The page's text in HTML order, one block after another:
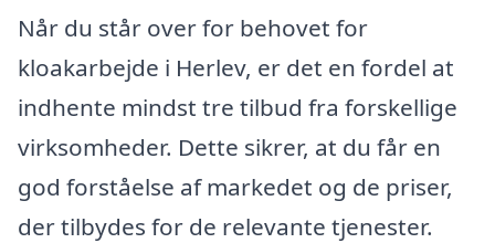
Når du står over for behovet for
kloakarbejde i Herlev, er det en fordel at
indhente mindst tre tilbud fra forskellige
virksomheder. Dette sikrer, at du får en
god forståelse af markedet og de priser,
der tilbydes for de relevante tjenester.